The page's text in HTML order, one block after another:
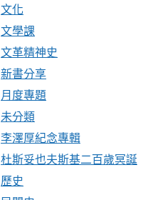
文化
文學課
文革精神史
新書分享
月度專題
未分類
李澤厚紀念專輯
杜斯妥也夫斯基二百歲冥誕
歷史